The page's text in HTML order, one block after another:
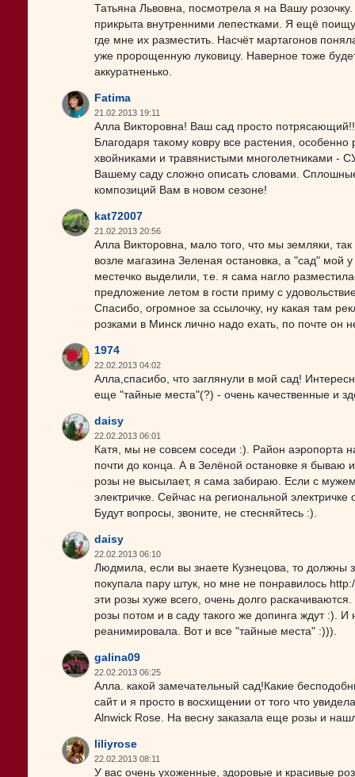
Татьяна Львовна, посмотрела я на Вашу
прикрыта внутренними лепестками. Я ещё
где мне их разместить. Насчёт мартагонов
уже пророщенную луковицу. Наверное тоже
аккуратненько.
Fatima
21.02.2013 19:11
Алла Викторовна! Ваш сад просто
Благодаря такому ковру все растения,
хвойниками и травянистыми многолетниками -
Вашему саду сложно описать словами.
композиций Вам в новом сезоне!
kat72007
21.02.2013 20:56
Алла Викторовна, мало того, что мы земляки,
возле магазина Зеленая остановка, а "сад"
местечко выделили, т.е. я сама нагло
предложение летом в гости приму с
Спасибо, огромное за ссылочку, ну какая там
розками в Минск лично надо ехать, по почте он
1974
22.02.2013 04:02
Алла,спасибо, что заглянули в мой сад!
еще "тайные места"(?) - очень качественные и
daisy
22.02.2013 06:01
Катя, мы не совсем соседи :). Район аэропорта
почти до конца. А в Зелёной остановке я
розы не высылает, я сама забираю. Если с
электричке. Сейчас на региональной
Будут вопросы, звоните, не стесняйтесь :).
daisy
22.02.2013 06:10
Людмила, если вы знаете Кузнецова, то должны
покупала пару штук, но мне не понравилось
эти розы хуже всего, очень долго
розы потом и в саду такого же допинга ждут :).
реанимировала. Вот и все "тайные места" :))).
galina09
22.02.2013 06:25
Алла. какой замечательный сад!Какие
сайт и я просто в восхищении от того что
Alnwick Rose. На весну заказала еще розы и
liliyrose
22.02.2013 08:11
У вас очень ухоженные, здоровые и красивые